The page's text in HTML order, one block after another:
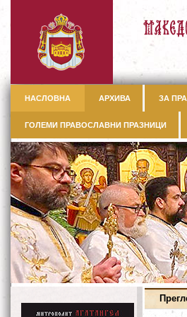
НАСЛОВНА АРХИВА ЗА
ГОЛЕМИ ПРАВОСЛАВНИ ПРАЗНИЦИ